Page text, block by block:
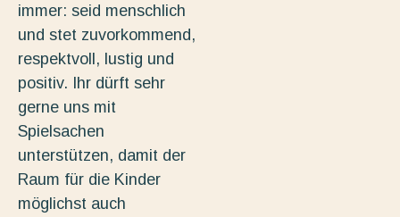
immer: seid menschlich
und stet zuvorkommend,
respektvoll, lustig und
positiv. Ihr dürft sehr
gerne uns mit
Spielsachen
unterstützen, damit der
Raum für die Kinder
möglichst auch